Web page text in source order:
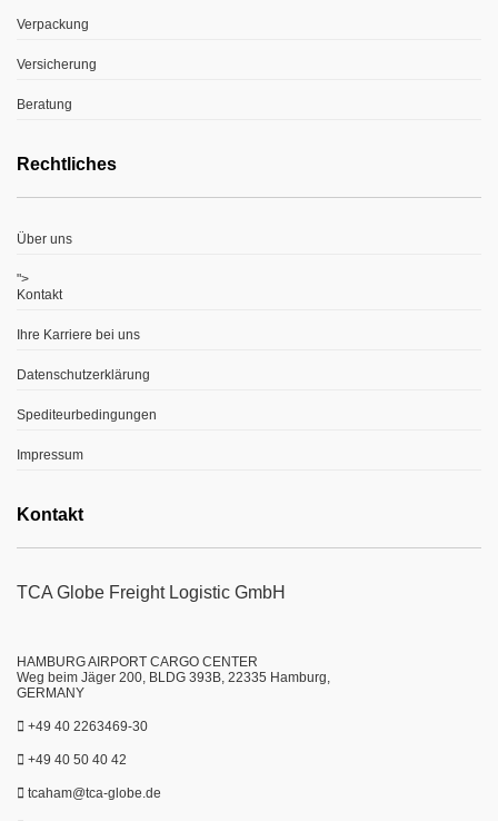
Verpackung
Versicherung
Beratung
Rechtliches
Über uns
">
Kontakt
Ihre Karriere bei uns
Datenschutzerklärung
Spediteurbedingungen
Impressum
Kontakt
TCA Globe Freight Logistic GmbH
HAMBURG AIRPORT CARGO CENTER
Weg beim Jäger 200, BLDG 393B, 22335 Hamburg,
GERMANY
+49 40 2263469-30
+49 40 50 40 42
tcaham@tca-globe.de